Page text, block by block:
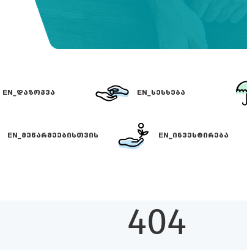
EN_ᲓᲐᲖᲝᲒᲕᲐ EN_ᲡᲔᲡᲮᲔᲑᲐ
EN_ᲛᲔᲬᲐᲠᲛᲔᲔᲑᲘᲡᲗᲕᲘᲡ EN_ᲘᲜᲕᲔᲡᲢᲘᲠᲔᲑᲐ
404